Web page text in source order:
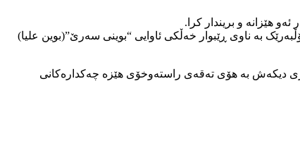
بە ناوی ڕێبوار خەڵکی ئاوایی “بوینی سەرێ”(بوین علیا)
ئاماری کۆمەڵەی مافی مرۆڤی کوردستان لە سەرەتای ساڵی نوێی زایینیەوە تا ئێستا ۵٨ کۆڵبەر بریندار بوون و ۱۹ کۆڵبەری دیکەش بە هۆی تەقەی راستەوخۆی هێزە چەکدارەکانی